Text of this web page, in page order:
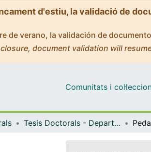
d'estiu, la validació de
de verano, la validación de
document validation will
Comunitats i
Tesis Doctorals - Departament - Teoria i Història de l'Educació